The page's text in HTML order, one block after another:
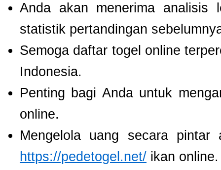
Anda akan menerima analisis
statistik pertandingan
Semoga daftar togel online
Indonesia.
Penting bagi Anda untuk
online.
Mengelola uang secara
https://pedetogel.net/ ikan online.